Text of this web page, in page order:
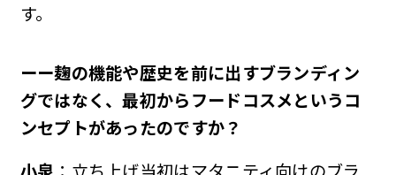
す。
ーー麹の機能や歴史を前に出すブランディン
グではなく、最初からフードコスメというコ
ンセプトがあったのですか？